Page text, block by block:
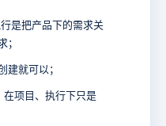
是把产品下的需求关
；
建就可以；
在项目、执行下只是